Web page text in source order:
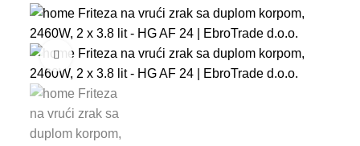
Click to enlarge